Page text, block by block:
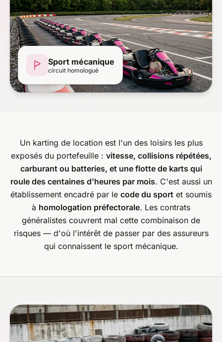
Sport mécanique
circuit homologué
Un karting de location est l'un des loisirs les plus
exposés du portefeuille : vitesse, collisions répétées,
carburant ou batteries, et une flotte de karts qui
roule des centaines d'heures par mois. C'est aussi un
établissement encadré par le code du sport et soumis
à homologation préfectorale. Les contrats
généralistes couvrent mal cette combinaison de
risques — d'où l'intérêt de passer par des assureurs
qui connaissent le sport mécanique.